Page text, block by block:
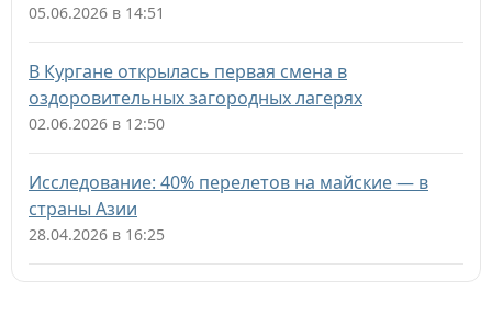
05.06.2026 в 14:51
В Кургане открылась первая смена в
оздоровительных загородных лагерях
02.06.2026 в 12:50
Исследование: 40% перелетов на майские — в
страны Азии
28.04.2026 в 16:25